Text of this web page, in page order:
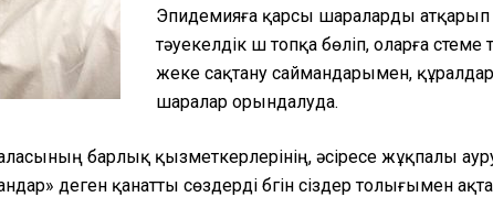
Эпидемияға қарсы шараларды атқарып
тәуекелдік үш топқа бөліп, оларға
жеке сақтану саймандарымен,
шаралар орындалуда.
барлық қызметкерлерінің, әсіресе жұқпалы
деген қанатты сөздерді бүгін сіздер толығымен